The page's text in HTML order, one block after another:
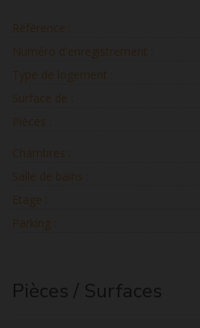
Référence :
Numéro d'enregistrement :
Type de logement :
Surface de :
Pièces :
Chambres :
Salle de bains :
Etage :
Parking :
Pièces / Surfaces